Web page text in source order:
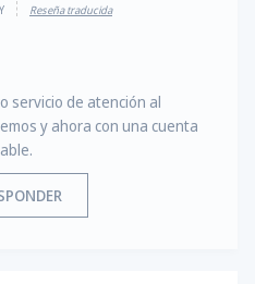
Reseña traducida
servicio de atención al
y ahora con una cuenta